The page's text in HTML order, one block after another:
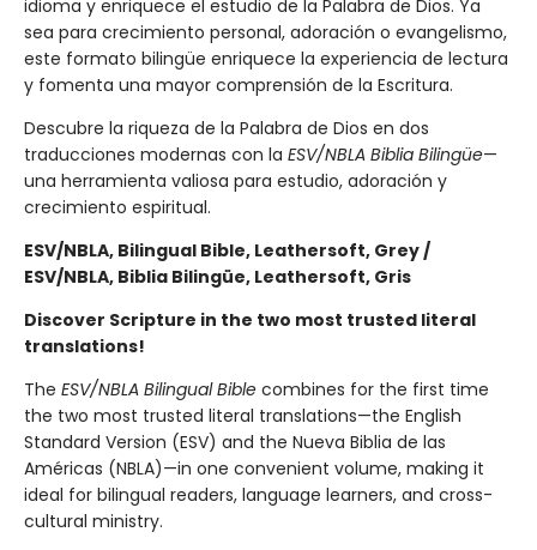
idioma y enriquece el estudio de la Palabra de Dios. Ya
sea para crecimiento personal, adoración o evangelismo,
este formato bilingüe enriquece la experiencia de lectura
y fomenta una mayor comprensión de la Escritura.
Descubre la riqueza de la Palabra de Dios en dos
traducciones modernas con la ESV/NBLA Biblia Bilingüe—
una herramienta valiosa para estudio, adoración y
crecimiento espiritual.
ESV/NBLA, Bilingual Bible, Leathersoft, Grey /
ESV/NBLA, Biblia Bilingüe, Leathersoft, Gris
Discover Scripture in the two most trusted literal
translations!
The ESV/NBLA Bilingual Bible combines for the first time
the two most trusted literal translations—the English
Standard Version (ESV) and the Nueva Biblia de las
Américas (NBLA)—in one convenient volume, making it
ideal for bilingual readers, language learners, and cross-
cultural ministry.